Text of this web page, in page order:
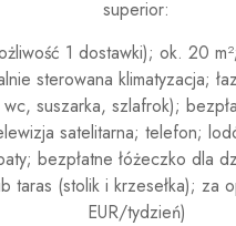
superior:
1 dostawki); ok. 20
sterowana klimatyzacja;
suszarka, szlafrok);
satelitarna; telefon;
bezpłatne łóżeczko dla
taras (stolik i krzesełka); za
EUR/tydzień)